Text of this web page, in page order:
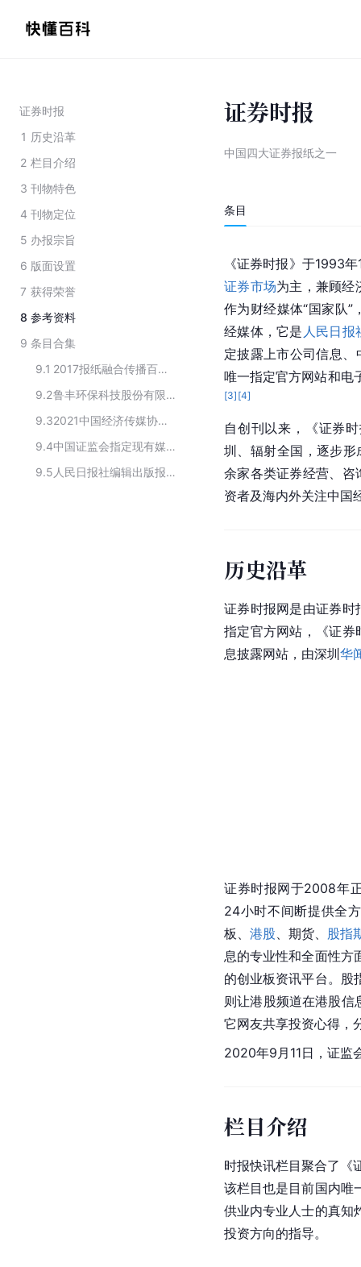
证券时报
1 历史沿革
2 栏目介绍
3 刊物特色
4 刊物定位
5 办报宗旨
6 版面设置
7 获得荣誉
8 参考资料
9 条目合集
9.1
2017报纸融合传播百强榜名单
9.2
鲁丰环保科技股份有限公司刊登公告的指定信息披露媒体
9.3
2021中国经济传媒协会-微信原创传播力指数前10
9.4
中国证监会指定现有媒体
9.5
人民日报社编辑出版报刊
证券时报
中国四大证券报纸之一
条目
《证券时报》于1993
证券市场为主，兼顾经
作为财经媒体“国家队
经媒体，它是 人民日报
定披露上市公司信息
唯一指定官方网站和
[3] [4]
自创刊以来，《证券
圳、辐射全国，逐步
余家各类证券经营、咨
资者及海内外关注中国
历史沿革
证券时报网是由证券时
指定官方网站，《证券
息披露网站，由深圳华
证券时报网于2008年
24小时不间断提供全
板、 港股 、期货、 股指
息的专业性和全面性方
的创业板资讯平台。股
则让港股频道在港股
它网友共享投资心得，
2020年9月11日，证监
栏目介绍
时报快讯栏目聚合了《
该栏目也是目前国内唯
供业内专业人士的真知
投资方向的指导。